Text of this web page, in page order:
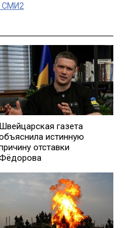
СМИ2
Швейцарская газета
истинную
отставки